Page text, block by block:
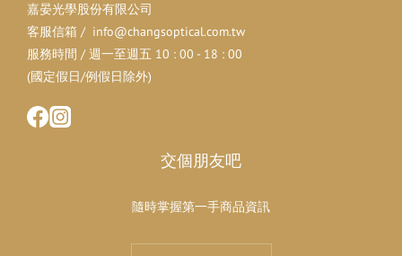
嘉晏光學股份有限公司
客服信箱 / info@changsoptical.com.tw
服務時間 / 週一至週五 10 : 00 - 18 : 00
(國定假日/例假日除外)
交個朋友吧
隨時掌握第一手商品資訊